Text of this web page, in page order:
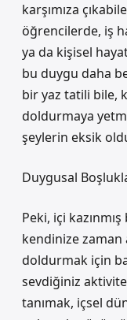
karşımıza
öğrencilerde, iş
ya da kişisel
bu duygu daha
bir yaz tatili bile,
doldurmaya
şeylerin eksik
Duygusal
Peki, içi
kendinize zaman
doldurmak için
sevdiğiniz
tanımak, içsel